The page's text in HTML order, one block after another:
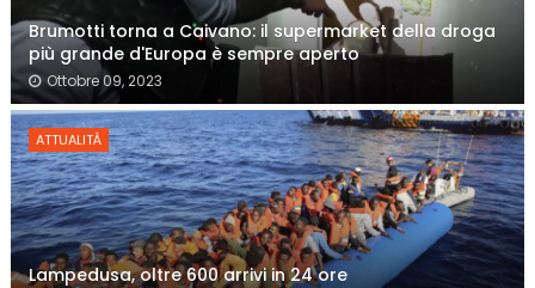
Brumotti torna a Caivano: il supermarket della droga
più grande d'Europa è sempre aperto
Ottobre 09, 2023
ATTUALITÀ
Lampedusa, oltre 600 arrivi in 24 ore